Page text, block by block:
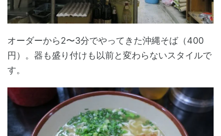
オーダーから2〜3分でやってきた沖縄そば（400
円）。器も盛り付けも以前と変わらないスタイルで
す。